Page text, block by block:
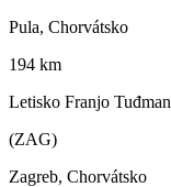
Pula, Chorvátsko
194 km
Letisko Franjo Tuđman
(ZAG)
Zagreb, Chorvátsko